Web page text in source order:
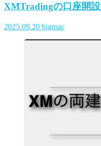
XMTradingの口座開
2025.09.20 bigmac